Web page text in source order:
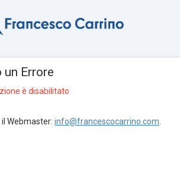
Errore
è disabilitato
Webmaster: info@francescocarrino.com